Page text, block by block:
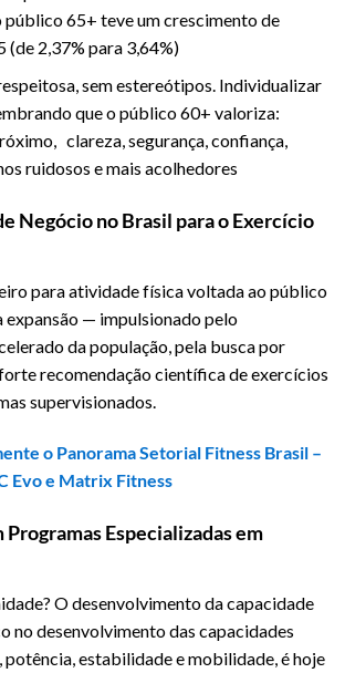
público 65+ teve um crescimento de
(de 2,37% para 3,64%)
sem estereótipos. Individualizar
que o público 60+ valoriza:
clareza, segurança, confiança,
ruidosos e mais acolhedores
Negócio no Brasil para o Exercício
para atividade física voltada ao público
expansão — impulsionado pelo
da população, pela busca por
recomendação científica de exercícios
supervisionados.
o Panorama Setorial Fitness Brasil –
Evoe Matrix Fitness
Especializadas em
O desenvolvimento da capacidade
no desenvolvimento das capacidades
estabilidade e mobilidade, é hoje